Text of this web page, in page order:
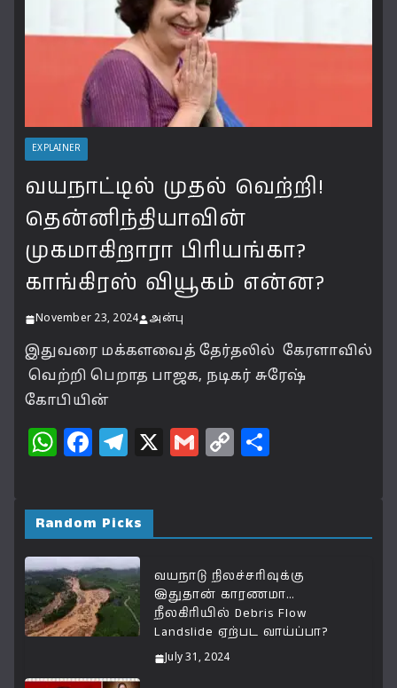
EXPLAINER
வயநாட்டில் முதல் வெற்றி!
தென்னிந்தியாவின்
முகமாகிறாரா பிரியங்கா?
காங்கிரஸ் வியூகம் என்ன?
November 23, 2024 அன்பு
இதுவரை மக்களவைத் தேர்தலில் கேரளாவில்
வெற்றி பெறாத பாஜக, நடிகர் சுரேஷ்
கோபியின்
W
s
A
p
p
F
e
b
o
o
k
T
g
ra
m
X
G
l
C
y
n
k
r
Random Picks
வயநாடு நிலச்சரிவுக்கு
இதுதான் காரணமா…
நீலகிரியில் Debris Flow
Landslide ஏற்பட வாய்ப்பா?
July 31, 2024